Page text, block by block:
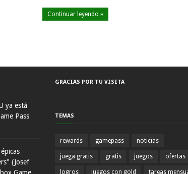
Continuar leyendo »
ya está
Pass
(Josef
GRACIAS POR TU VISITA
TEMAS
rewards gamepass noticias
juega gratis gratis juegos ofertas
logros juegos con gold tareas